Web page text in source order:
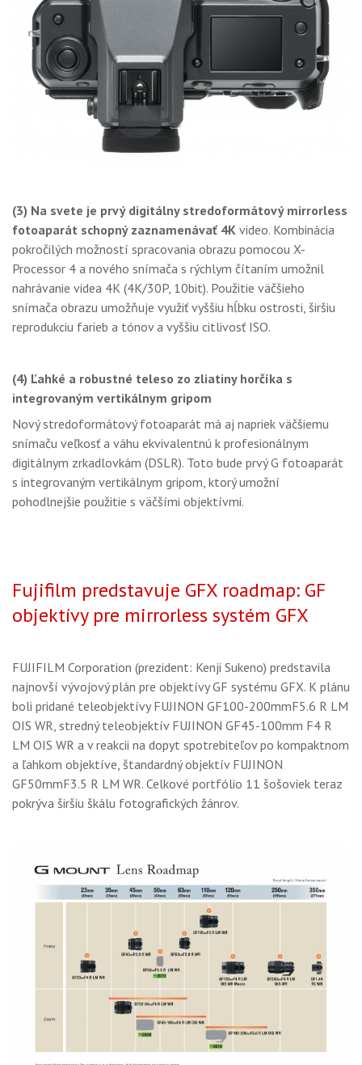
(3) Na svete je prvý digitálny stredoformátový mirrorless
fotoaparát schopný zaznamenávať 4K video. Kombinácia
pokročilých možností spracovania obrazu pomocou X-
Processor 4 a nového snímača s rýchlym čítaním umožnil
nahrávanie videa 4K (4K/30P, 10bit). Použitie väčšieho
snímača obrazu umožňuje využiť vyššiu hĺbku ostrosti, širšiu
reprodukciu farieb a tónov a vyššiu citlivosť ISO.
(4) Ľahké a robustné teleso zo zliatiny horčíka s
integrovaným vertikálnym gripom
Nový stredoformátový fotoaparát má aj napriek väčšiemu
snímaču veľkosť a váhu ekvivalentnú k profesionálnym
digitálnym zrkadlovkám (DSLR). Toto bude prvý G fotoaparát
s integrovaným vertikálnym gripom, ktorý umožní
pohodlnejšie použitie s väčšími objektívmi.
Fujifilm predstavuje GFX roadmap: GF
objektívy pre mirrorless systém GFX
FUJIFILM Corporation (prezident: Kenji Sukeno) predstavila
najnovší vývojový plán pre objektívy GF systému GFX. K plánu
boli pridané teleobjektívy FUJINON GF100-200mmF5.6 R LM
OIS WR, stredný teleobjektív FUJINON GF45-100mm F4 R
LM OIS WR a v reakcii na dopyt spotrebiteľov po kompaktnom
a ľahkom objektíve, štandardný objektív FUJINON
GF50mmF3.5 R LM WR. Celkové portfólio 11 šošoviek teraz
pokrýva širšiu škálu fotografických žánrov.